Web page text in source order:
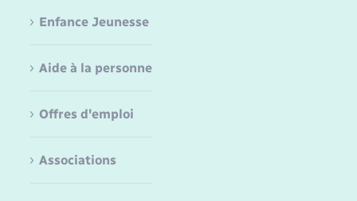
Enfance Jeunesse
Aide à la personne
Offres d'emploi
Associations